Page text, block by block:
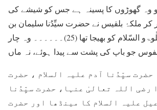
وہ گھوڑوں کا پسینہ ہے جس کو شیشے کی
کر ملکۂ بلقیس نے حضرت سیِّدُنا سلیمان بن
داؤدعلیہما الصلٰوۃو السّلام کو بھیجا تھا (25)۔۔۔۔۔۔ وہ چار
جو باپ کی پشت سے پیدا ہوئے، نہ ماں
حضرت سیِّدُنا آدم علیہ السلام ، حضرت
رضی اللہ تعالیٰ عنہا، حضرت سیِّدُنا
علیہ السلام کا مینڈھا اور حضرت